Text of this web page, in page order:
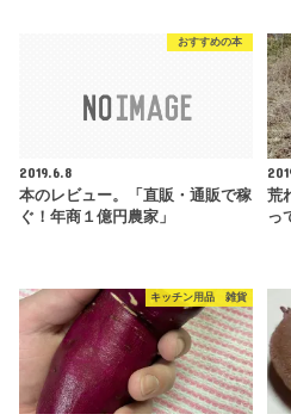
おすすめの本
2019.6.8
本のレビュー。「直販・通販で稼
ぐ！年商１億円農家」
荒
っ
キッチン用品 雑貨